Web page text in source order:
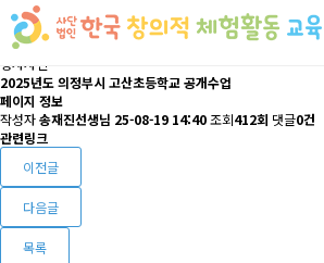
행사사진
2025년도 의정부시 고산초등학교 공개수업
페이지 정보
작성자송재진선생님 25-08-19 14:40조회412회 댓글0건
관련링크
이전글
다음글
목록